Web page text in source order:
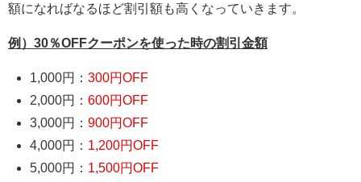
額になればなるほど割引額も高くなっていきます。
例）30％OFFクーポンを使った時の割引金額
1,000円：300円OFF
2,000円：600円OFF
3,000円：900円OFF
4,000円： 1,200円OFF
5,000円： 1,500円OFF